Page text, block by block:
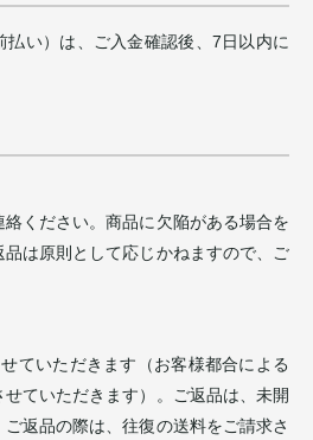
払い）は、ご入金確認後、7日以内に
ください。商品に欠陥がある場合を
は原則として応じかねますので、ご
ていただきます（お客様都合による
ていただきます）。ご返品は、未開
返品の際は、往復の送料をご請求さ